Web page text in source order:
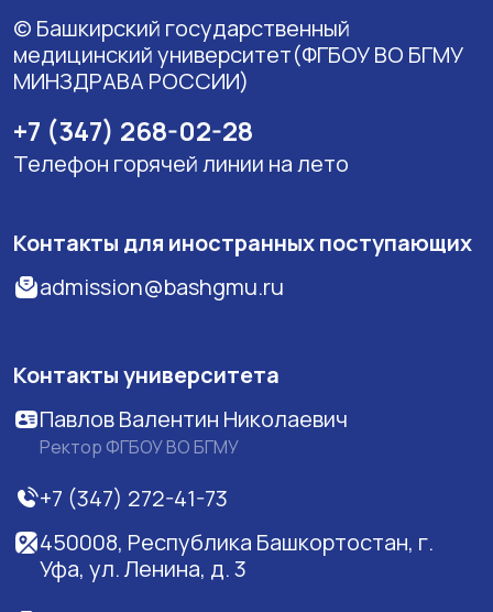
© Башкирский государственный
медицинский университет(ФГБОУ ВО БГМУ
МИНЗДРАВА РОССИИ)
+7 (347) 268-02-28
Телефон горячей линии на лето
Контакты для иностранных поступающих
admission@bashgmu.ru
Контакты университета
Павлов Валентин Николаевич
Ректор ФГБОУ ВО БГМУ
+7 (347) 272-41-73
450008, Республика Башкортостан, г.
Уфа, ул. Ленина, д. 3